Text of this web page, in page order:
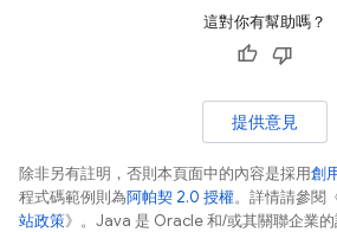
這對你有幫助嗎？
提供意見
除非另有註明，否則本頁面中的內容是採用創
程式碼範例則為阿帕契 2.0 授權。詳情請參閱
站政策》。Java 是 Oracle 和/或其關聯企業的